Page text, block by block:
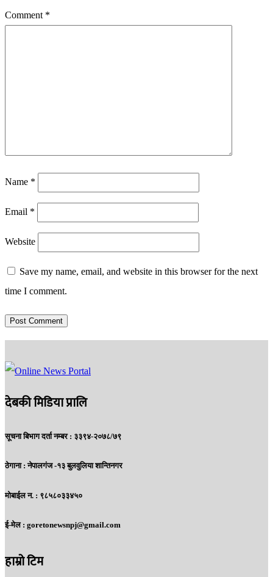
Comment *
Name *
Email *
Website
Save my name, email, and website in this browser for the next
time I comment.
देबकी मिडिया प्रालि
सूचना बिभाग दर्ता नम्बर : ३३९४-२०७८/७९
ठेगाना :नेपालगंज -१३ बुलवुलिया शान्तिनगर
मोबाईल न. : ९८५८०३३४५०
ई-मेल : goretonewsnpj@gmail.com
हाम्रो टिम